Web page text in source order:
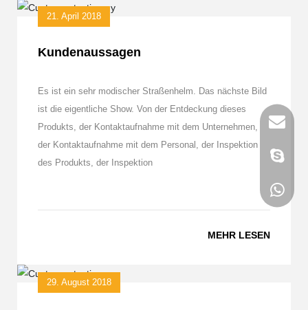
21. April 2018
Kundenaussagen
Es ist ein sehr modischer Straßenhelm. Das nächste Bild
ist die eigentliche Show. Von der Entdeckung dieses
Produkts, der Kontaktaufnahme mit dem Unternehmen,
der Kontaktaufnahme mit dem Personal, der Inspektion
des Produkts, der Inspektion
MEHR LESEN
29. August 2018